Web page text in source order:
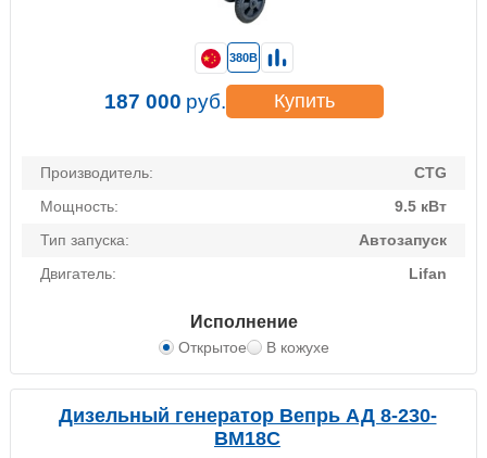
Производитель:
CTG
Мощность:
9.5 кВт
Тип запуска:
Автозапуск
Двигатель:
Lifan
Исполнение
Открытое В кожухе
380В
187 000 руб. Купить
Дизельный генератор Вепрь АД 8-230-
ВМ18C